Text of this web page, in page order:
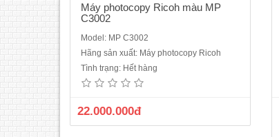
Máy photocopy Ricoh màu MP
C3002
Model: MP C3002
Hãng sản xuất: Máy photocopy Ricoh
Tình trạng: Hết hàng
22.000.000đ